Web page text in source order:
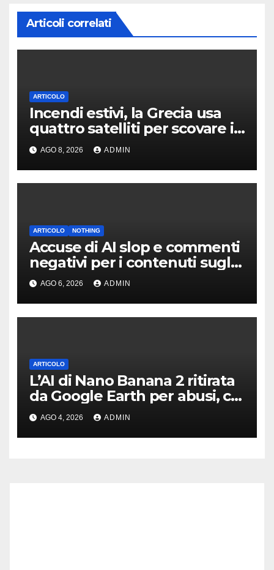
Articoli correlati
ARTICOLO
Incendi estivi, la Grecia usa
quattro satelliti per scovare i
focolai
AGO 8, 2026 ADMIN
ARTICOLO NOTHING
Accuse di AI slop e commenti
negativi per i contenuti sugli
auricolari CMF Clip Pro
AGO 6, 2026 ADMIN
ARTICOLO
L’AI di Nano Banana 2 ritirata
da Google Earth per abusi, chi
l’avrebbe mai detto?
AGO 4, 2026 ADMIN